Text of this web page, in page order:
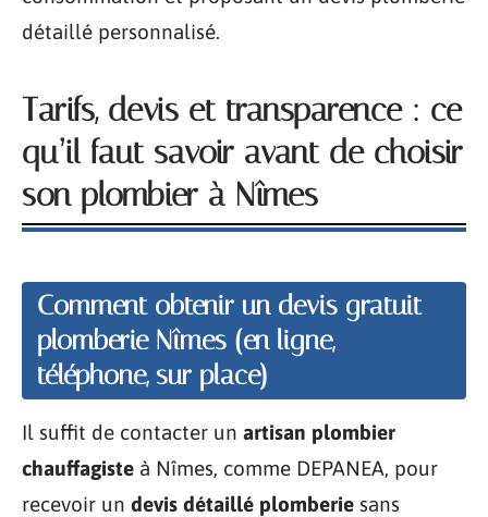
détaillé personnalisé.
Tarifs, devis et transparence : ce
qu’il faut savoir avant de choisir
son plombier à Nîmes
Comment obtenir un devis gratuit
plomberie Nîmes (en ligne,
téléphone, sur place)
Il suffit de contacter un artisan plombier
chauffagiste à Nîmes, comme DEPANEA, pour
recevoir un devis détaillé plomberie sans